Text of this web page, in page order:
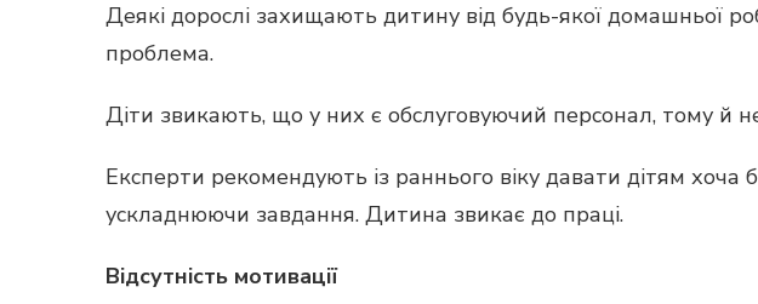
Деякі дорослі захищають дитину від будь-якої домашньої
проблема.
Діти звикають, що у них є обслуговуючий персонал, тому й
Експерти рекомендують із раннього віку давати дітям хоча
ускладнюючи завдання. Дитина звикає до праці.
Відсутність мотивації